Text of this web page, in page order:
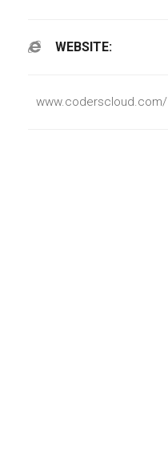
WEBSITE:
www.coderscloud.com/